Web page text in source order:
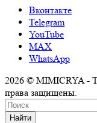
Вконтакте
Telegram
YouTube
MAX
WhatsApp
2026 © MIMICRYA -
права защищены.
Найти